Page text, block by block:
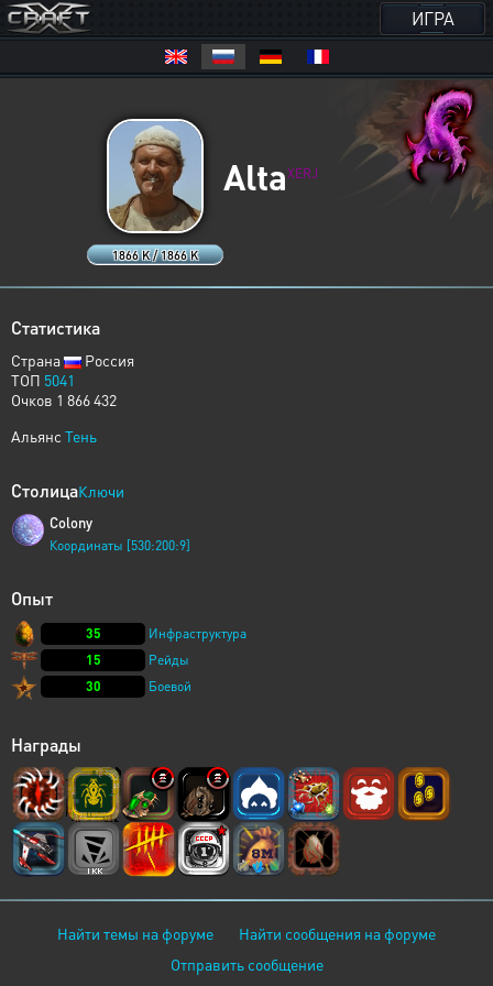
ИГРА
1866 K / 1866 K
AltaXERJ
Статистика
Страна
Россия
ТОП 5041
Очков 1 866 432
Альянс Тень
СтолицаКлючи
Colony
Координаты [530:200:9]
Опыт
35
Инфраструктура
15
Рейды
30
Боевой
Награды
Найти темы на форуме
Найти сообщения на форуме
Отправить сообщение